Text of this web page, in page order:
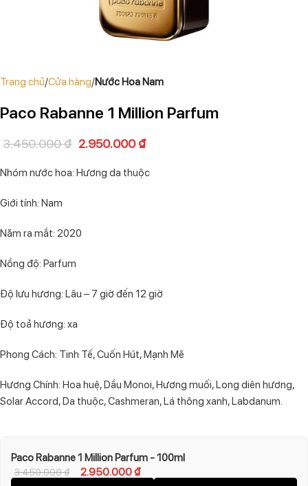
Trang chủ Cửa hàng Nước Hoa Nam
Paco Rabanne 1 Million Parfum
3.450.000₫ 2.950.000₫
Nhóm nước hoa: Hương da thuộc
Giới tính: Nam
Năm ra mắt: 2020
Nồng độ: Parfum
Độ lưu hương: Lâu – 7 giờ đến 12 giờ
Độ toả hương: xa
Phong Cách: Tinh Tế, Cuốn Hút, Mạnh Mẽ
Hương Chính: Hoa huệ, Dầu Monoi, Hương muối, Long diên hương,
Solar Accord, Da thuộc, Cashmeran, Lá thông xanh, Labdanum.
Paco Rabanne 1 Million Parfum - 100ml
3.450.000₫ 2.950.000₫